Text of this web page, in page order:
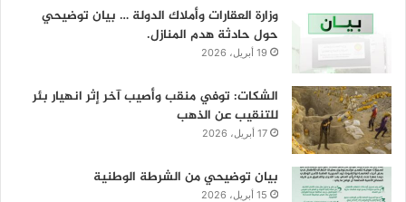
وزارة العقارات وأملاك الدولة … بيان توضيحي
حول حادثة هدم المنازل.
19 أبريل، 2026
الشكات: توفي منقب وأصيب آخر إثر انهيار بئر
للتنقيب عن الذهب
17 أبريل، 2026
بيان توضيحي من الشرطة الوطنية
15 أبريل، 2026